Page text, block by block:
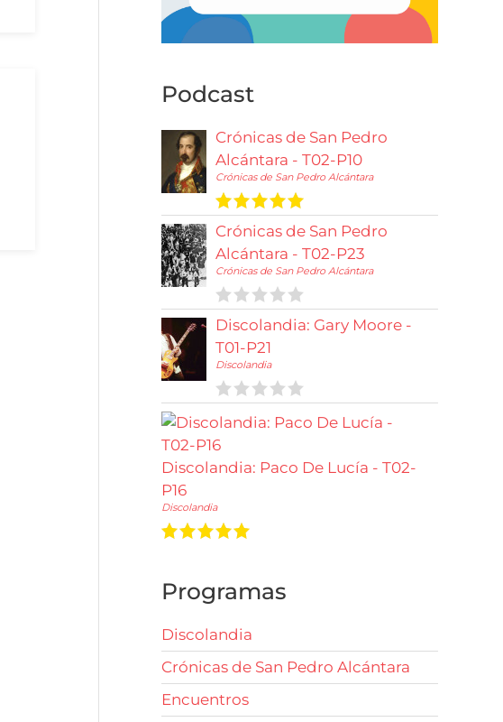
Podcast
Crónicas de San Pedro
Alcántara - T02-P10
Crónicas de San Pedro Alcántara
Crónicas de San Pedro
Alcántara - T02-P23
Crónicas de San Pedro Alcántara
Discolandia: Gary Moore -
T01-P21
Discolandia
Discolandia: Paco De Lucía - T02-
P16
Discolandia
Programas
Discolandia
Crónicas de San Pedro Alcántara
Encuentros